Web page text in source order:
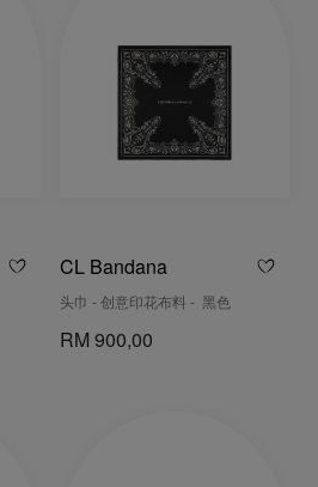
CL Bandana
头巾 - 创意印花布料 - 黑色
RM 900,00